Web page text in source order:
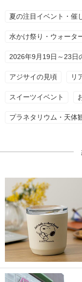
夏の注目イベント・催
水かけ祭り・ウォータ
2026年9月19日～23日
アジサイの見頃 リ
スイーツイベント
プラネタリウム・天体